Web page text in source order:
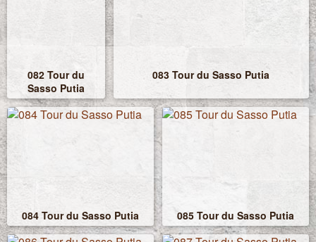
082 Tour du
Sasso Putia
083 Tour du Sasso Putia
084 Tour du Sasso Putia 085 Tour du Sasso Putia